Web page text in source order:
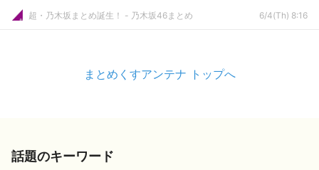
超・乃木坂まとめ誕生！ - 乃木坂46まとめ 6/4(Th) 8:16
まとめくすアンテナ トップへ
話題のキーワード